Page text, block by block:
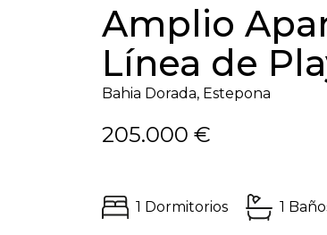
Amplio
Línea de
Bahia Dorada, Estepona
205.000 €
1 Dormitorios 1